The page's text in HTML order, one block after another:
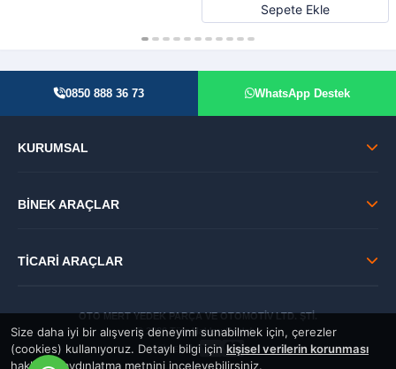
Size daha iyi bir alışveriş deneyimi sunabilmek için, çerezler
(cookies) kullanıyoruz. Detaylı bilgi için kişisel verilerin korunması
hakkında aydınlatma metnini inceleyebilirsiniz.
Sepete Ekle
0850 888 36 73 WhatsApp Destek
KURUMSAL
BİNEK ARAÇLAR
TİCARİ ARAÇLAR
OTO MERT YEDEK PARÇA VE OTOMOTİV LTD. ŞTİ.
© 2026 Tüm Hakları Saklıdır.
GÜVENLİ: